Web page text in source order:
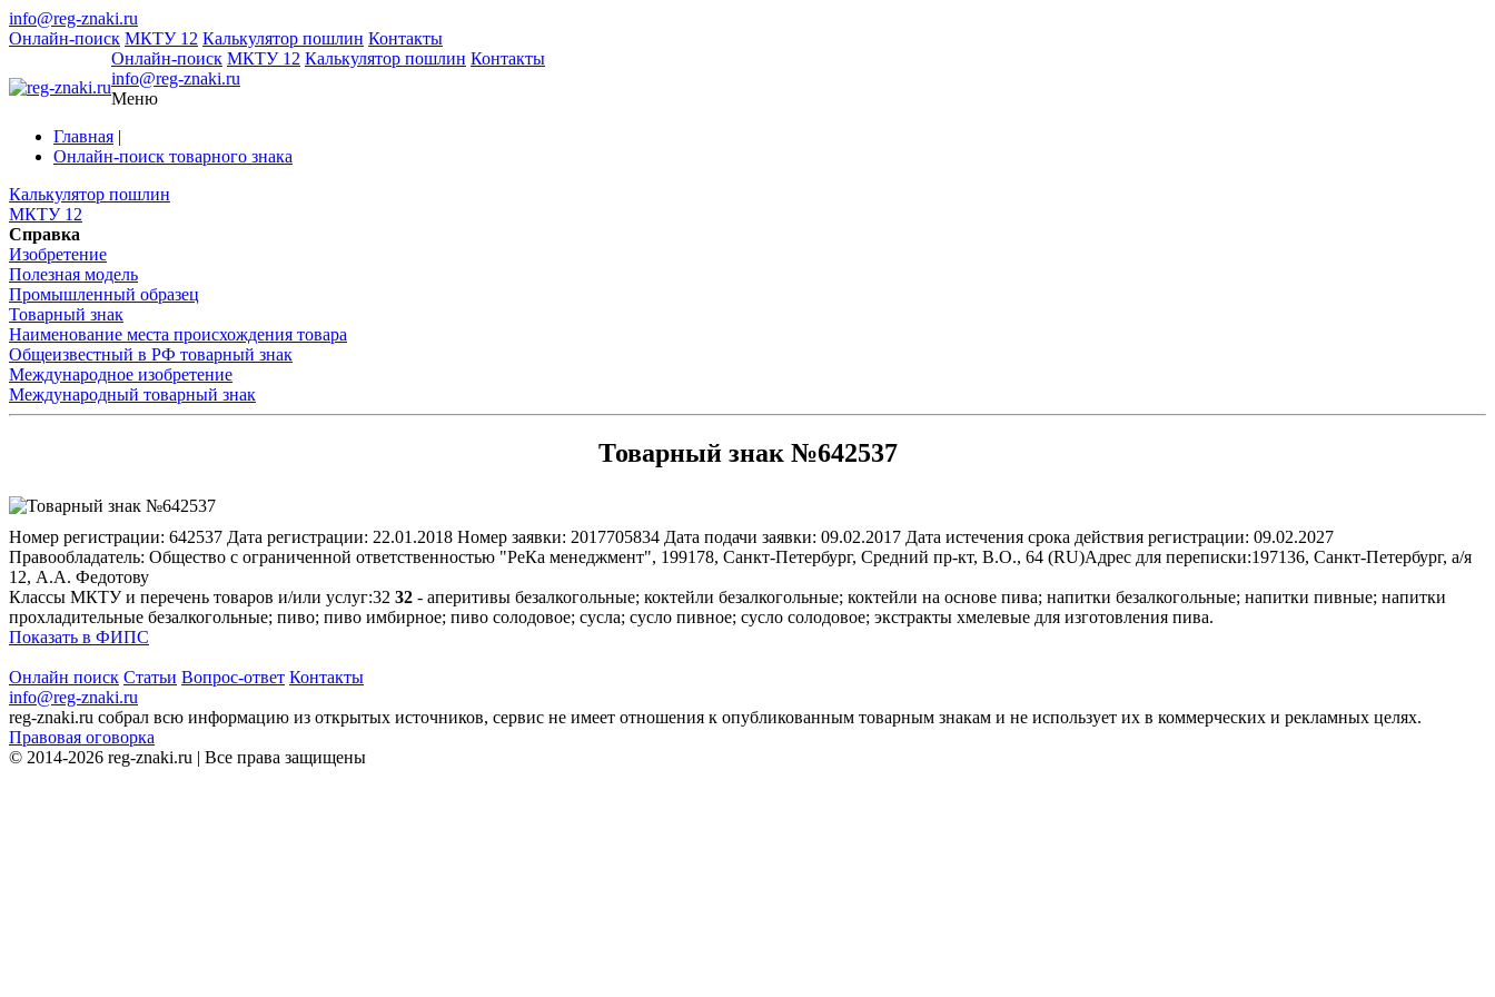
info@reg-znaki.ru
Онлайн-поиск МКТУ 12 Калькулятор пошлин Контакты
Онлайн-поиск МКТУ 12 Калькулятор пошлин Контакты
info@reg-znaki.ru
Меню
Главная |
Онлайн-поиск товарного знака
Калькулятор пошлин
МКТУ 12
Справка
Изобретение
Полезная модель
Промышленный образец
Товарный знак
Наименование места происхождения товара
Общеизвестный в РФ товарный знак
Международное изобретение
Международный товарный знак
Товарный знак №642537
Номер регистрации: 642537 Дата регистрации: 22.01.2018 Номер заявки: 2017705834 Дата подачи заявки: 09.02.2017 Дата истечения срока действия регистрации: 09.02.2027
Правообладатель: Общество с ограниченной ответственностью "РеКа менеджмент", 199178, Санкт-Петербург, Средний пр-кт, В.О., 64 (RU)Адрес для переписки:197136, Санкт-Петербург, а/я
12, А.А. Федотову
Классы МКТУ и перечень товаров и/или услуг:32 32 - аперитивы безалкогольные; коктейли безалкогольные; коктейли на основе пива; напитки безалкогольные; напитки пивные; напитки
прохладительные безалкогольные; пиво; пиво имбирное; пиво солодовое; сусла; сусло пивное; сусло солодовое; экстракты хмелевые для изготовления пива.
Показать в ФИПС
Онлайн поиск Статьи Вопрос-ответ Контакты
info@reg-znaki.ru
reg-znaki.ru собрал всю информацию из открытых источников, сервис не имеет отношения к опубликованным товарным знакам и не использует их в коммерческих и рекламных целях.
Правовая оговорка
© 2014-2026 reg-znaki.ru | Все права защищены